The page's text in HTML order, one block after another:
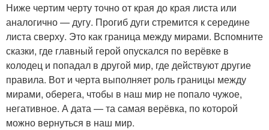
Ниже чертим черту точно от края до края листа или
аналогично — дугу. Прогиб дуги стремится к середине
листа сверху. Это как граница между мирами. Вспомните
сказки, где главный герой опускался по верёвке в
колодец и попадал в другой мир, где действуют другие
правила. Вот и черта выполняет роль границы между
мирами, оберега, чтобы в наш мир не попало чужое,
негативное. А дата — та самая верёвка, по которой
можно вернуться в наш мир.